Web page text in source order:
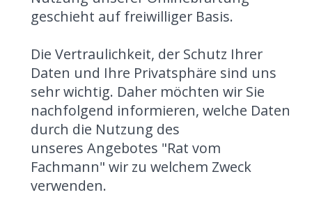
geschieht auf freiwilliger Basis.
Die Vertraulichkeit, der Schutz Ihrer
Daten und Ihre Privatsphäre sind uns
sehr wichtig. Daher möchten wir Sie
nachfolgend informieren, welche Daten
durch die Nutzung des
unseres Angebotes "Rat vom
Fachmann" wir zu welchem Zweck
verwenden.